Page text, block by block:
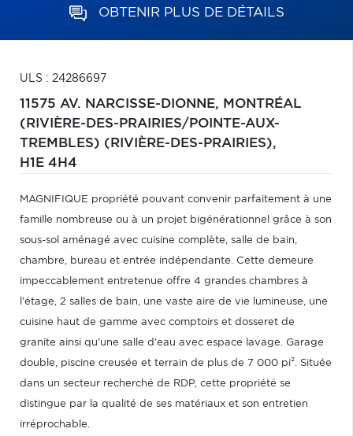
OBTENIR PLUS DE DÉTAILS
ULS : 24286697
11575 AV. NARCISSE-DIONNE, MONTRÉAL
(RIVIÈRE-DES-PRAIRIES/POINTE-AUX-
TREMBLES) (RIVIÈRE-DES-PRAIRIES),
H1E 4H4
MAGNIFIQUE propriété pouvant convenir parfaitement à une
famille nombreuse ou à un projet bigénérationnel grâce à son
sous-sol aménagé avec cuisine complète, salle de bain,
chambre, bureau et entrée indépendante. Cette demeure
impeccablement entretenue offre 4 grandes chambres à
l'étage, 2 salles de bain, une vaste aire de vie lumineuse, une
cuisine haut de gamme avec comptoirs et dosseret de
granite ainsi qu'une salle d'eau avec espace lavage. Garage
double, piscine creusée et terrain de plus de 7 000 pi². Située
dans un secteur recherché de RDP, cette propriété se
distingue par la qualité de ses matériaux et son entretien
irréprochable.